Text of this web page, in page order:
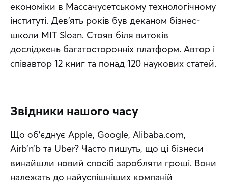
економіки в Массачусетському технологічному
інституті. Дев’ять років був деканом бізнес-
школи MIT Sloan. Стояв біля витоків
досліджень багатосторонніх платформ. Автор і
співавтор 12 книг та понад 120 наукових статей.
Звідники нашого часу
Що об’єднує Apple, Google, Alibaba.com,
Airb’n’b та Uber? Часто пишуть, що ці бізнеси
винайшли новий спосіб заробляти гроші. Вони
належать до найуспішніших компаній